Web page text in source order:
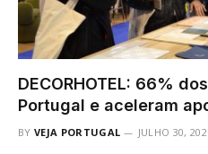
DECORHOTEL: 66%
Portugal e aceleram
BY VEJA PORTUGAL JULHO 30,